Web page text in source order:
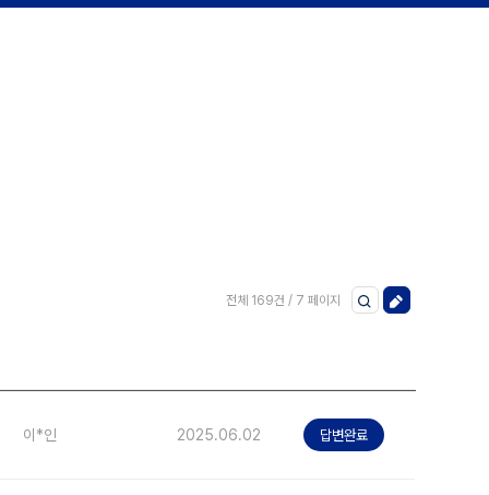
전체 169건 / 7 페이지
이*인 2025.06.02 답변완료